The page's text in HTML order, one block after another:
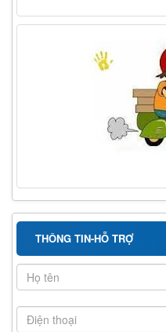
THÔNG TIN-HỖ TRỢ